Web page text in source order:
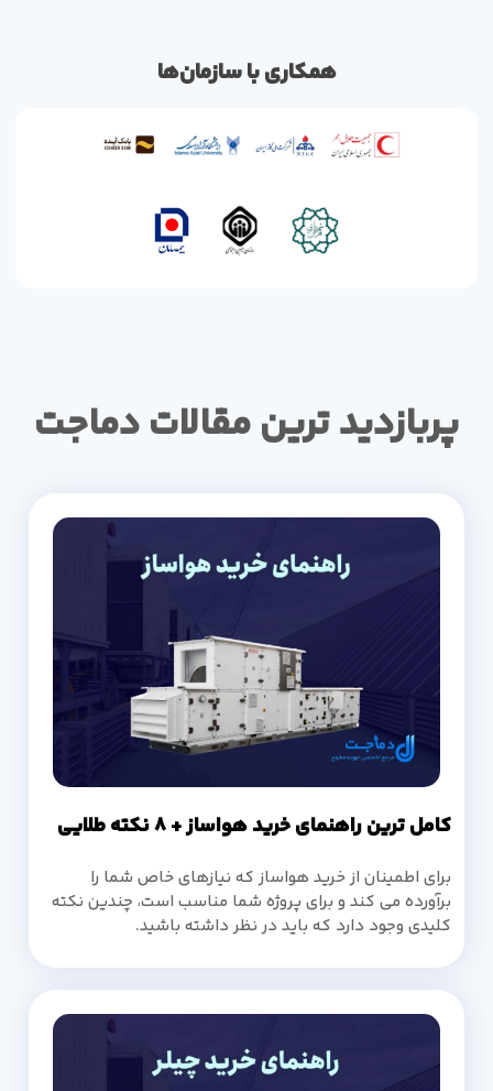
همکاری با سازمان‌ها
پربازدید ترین مقالات دماجت
کامل ترین راهنمای خرید هواساز + 8 نکته طلایی
برای اطمینان از خرید هواساز که نیازهای خاص شما را
برآورده می کند و برای پروژه شما مناسب است، چندین نکته
کلیدی وجود دارد که باید در نظر داشته باشید.